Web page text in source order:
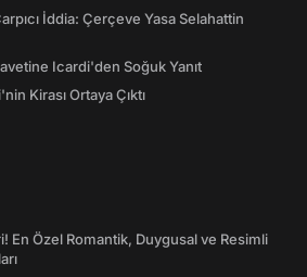
İddia: Çerçeve Yasa Selahattin
Icardi'den Soğuk Yanıt
Kirası Ortaya Çıktı
En Özel Romantik, Duygusal ve Resimli